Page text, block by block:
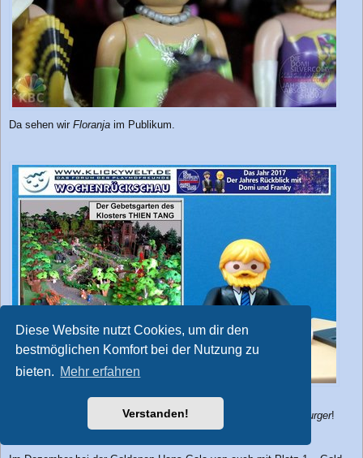
Diese Website nutzt Cookies, um dir den
bestmöglichen Komfort bei der Nutzung zu
bieten. Mehr erfahren
Verstanden!
Da sehen wir Floranja im Publikum.
Ein weiteres Dio Highlight bestaunten wir im Januar:
„Der Gebetsgarten des Klosters THIEN TANG“ von
Die Kronenburger!
http://www.klickywelt.de/viewtopic.php?f=89&t=64243